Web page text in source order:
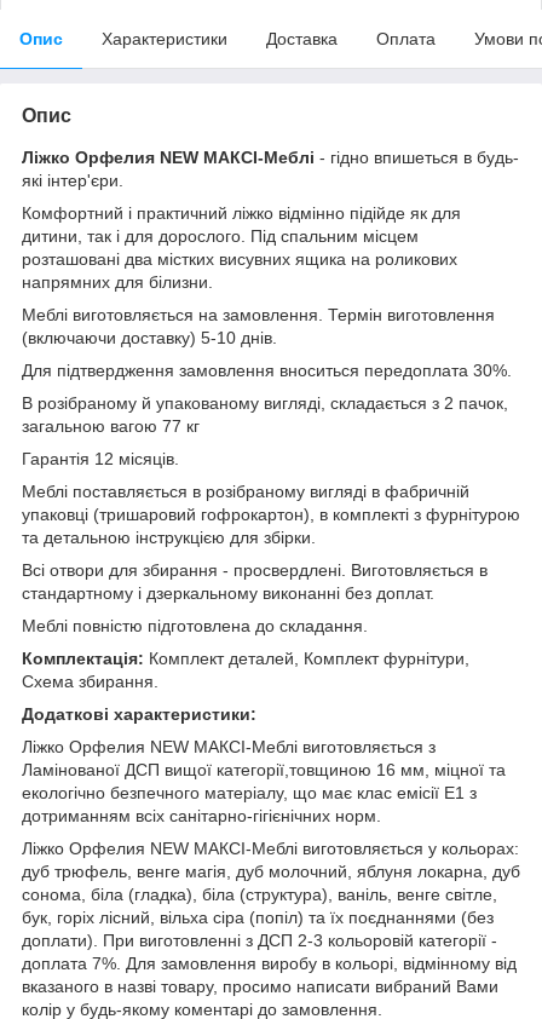
Опис Характеристики Доставка Оплата Умови
Опис
Ліжко Орфелия NEW МАКСІ-Меблі - гідно впишеться в будь-
які інтер'єри.
Комфортний і практичний ліжко відмінно підійде як для
дитини, так і для дорослого. Під спальним місцем
розташовані два містких висувних ящика на роликових
напрямних для білизни.
Меблі виготовляється на замовлення. Термін виготовлення
(включаючи доставку) 5-10 днів.
Для підтвердження замовлення вноситься передоплата 30%.
В розібраному й упакованому вигляді, складається з 2 пачок,
загальною вагою 77 кг
Гарантія 12 місяців.
Меблі поставляється в розібраному вигляді в фабричній
упаковці (тришаровий гофрокартон), в комплекті з фурнітурою
та детальною інструкцією для збірки.
Всі отвори для збирання - просвердлені. Виготовляється в
стандартному і дзеркальному виконанні без доплат.
Меблі повністю підготовлена до складання.
Комплектація: Комплект деталей, Комплект фурнітури,
Схема збирання.
Додаткові характеристики:
Ліжко Орфелия NEW МАКСІ-Меблі виготовляється з
Ламінованої ДСП вищої категорії,товщиною 16 мм, міцної та
екологічно безпечного матеріалу, що має клас емісії Е1 з
дотриманням всіх санітарно-гігієнічних норм.
Ліжко Орфелия NEW МАКСІ-Меблі виготовляється у кольорах:
дуб трюфель, венге магія, дуб молочний, яблуня локарна, дуб
сонома, біла (гладка), біла (структура), ваніль, венге світле,
бук, горіх лісний, вільха сіра (попіл) та їх поєднаннями (без
доплати). При виготовленні з ДСП 2-3 кольоровій категорії -
доплата 7%. Для замовлення виробу в кольорі, відмінному від
вказаного в назві товару, просимо написати вибраний Вами
колір у будь-якому коментарі до замовлення.